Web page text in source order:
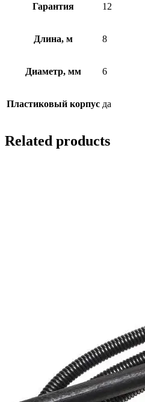
Гарантия 12
Длина, м 8
Диаметр, мм 6
Пластиковый корпус да
Related products